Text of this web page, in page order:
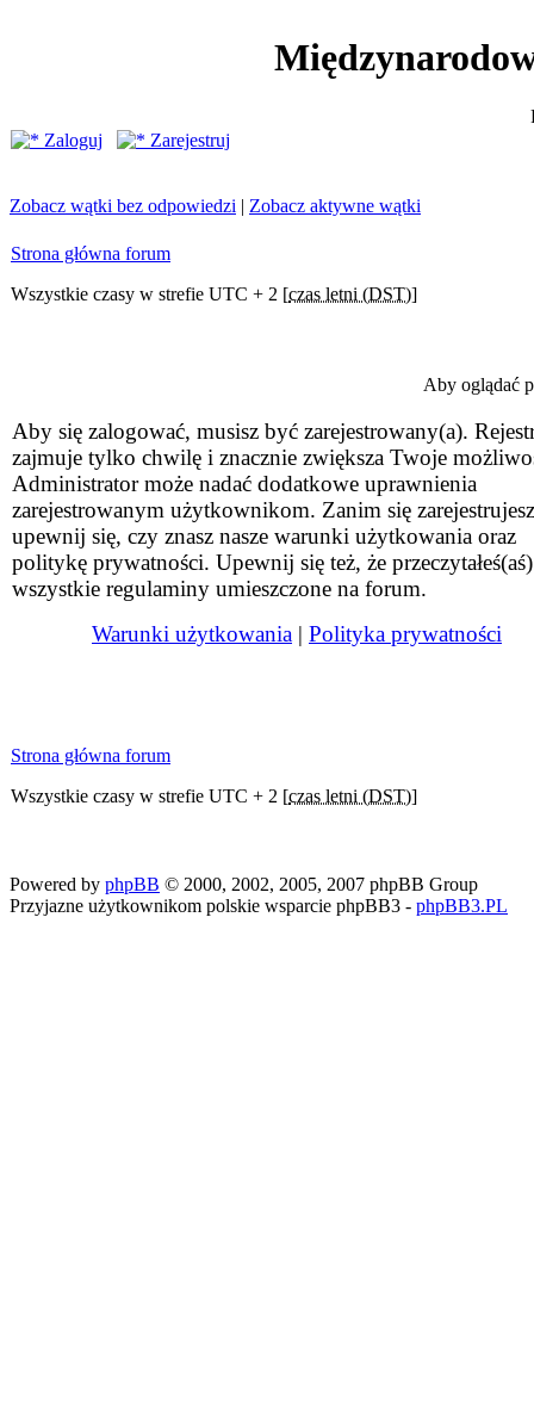
Zaloguj
Zarejestruj
Zobacz wątki bez odpowiedzi | Zobacz aktywne wątki
Strona główna forum
Wszystkie czasy w strefie UTC + 2 [czas letni (DST)]
Aby oglądać
Aby się zalogować, musisz być zarejestrowany(a).
zajmuje tylko chwilę i znacznie zwiększa Twoje
Administrator może nadać dodatkowe uprawnienia
zarejestrowanym użytkownikom. Zanim się
upewnij się, czy znasz nasze warunki użytkowania oraz
politykę prywatności. Upewnij się też, że przeczytałeś(aś)
wszystkie regulaminy umieszczone na forum.
Warunki użytkowania | Polityka prywatności
Strona główna forum
Wszystkie czasy w strefie UTC + 2 [czas letni (DST)]
Powered by phpBB © 2000, 2002, 2005, 2007 phpBB Group
Przyjazne użytkownikom polskie wsparcie phpBB3 - phpBB3.PL